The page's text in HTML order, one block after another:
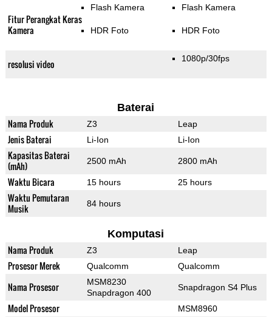
Fitur Perangkat Keras
Kamera
Flash Kamera
HDR Foto
Flash Kamera
HDR Foto
resolusi video 1080p/30fps
Baterai
Nama Produk Z3 Leap
Jenis Baterai Li-Ion Li-Ion
Kapasitas Baterai
(mAh)
2500 mAh 2800 mAh
Waktu Bicara 15 hours 25 hours
Waktu Pemutaran
Musik
84 hours
Komputasi
Nama Produk Z3 Leap
Prosesor Merek Qualcomm Qualcomm
Nama Prosesor
MSM8230
Snapdragon 400
Snapdragon S4 Plus
Model Prosesor MSM8960